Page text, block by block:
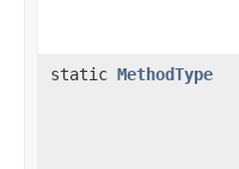
static MethodType